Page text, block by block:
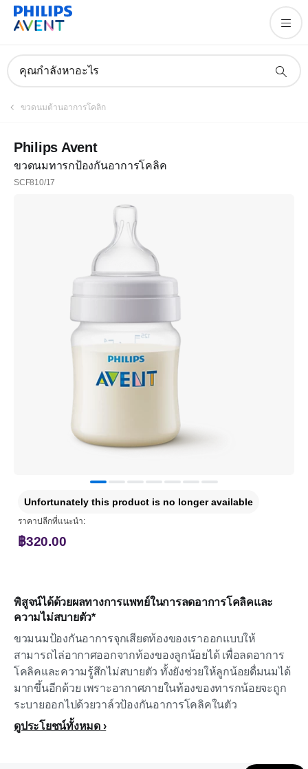
คุณกำลังหาอะไร
ขวดนมต้านอาการโคลิก
Philips Avent
ขวดนมทารกป้องกันอาการโคลิค
SCF810/17
พิสูจน์ได้ด้วยผลทางการแพทย์ในการลดอาการโคลิคและ
ความไม่สบายตัว*
ขวมนมป้องกันอาการจุกเสียดท้องของเราออกแบบให้
สามารถไล่อากาศออกจากท้องของลูกน้อยได้ เพื่อลดอาการ
โคลิคและความรู้สึกไม่สบายตัว ทั้งยังช่วยให้ลูกน้อยดื่มนมได้
มากขึ้นอีกด้วย เพราะอากาศภายในท้องของทารกน้อยจะถูก
ระบายออกไปด้วยวาล์วป้องกันอาการโคลิคในตัว
ดูประโยชน์ทั้งหมด
Unfortunately this product is no longer available
ราคาปลีกที่แนะนำ:
฿320.00